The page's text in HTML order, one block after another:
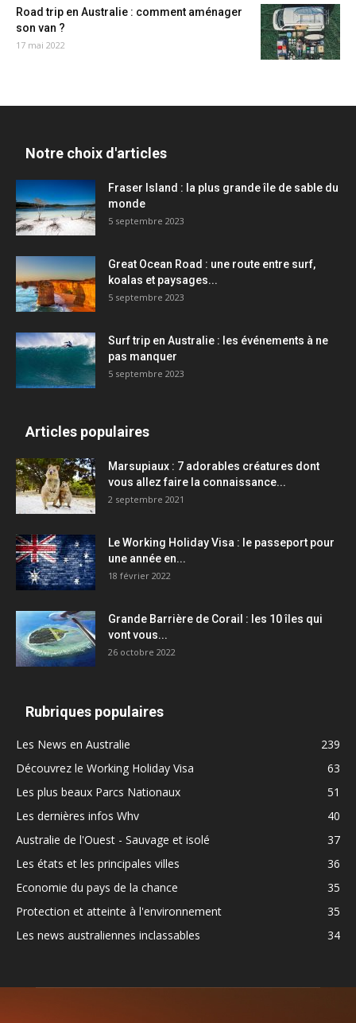
Road trip en Australie : comment aménager
son van ?
17 mai 2022
Notre choix d'articles
Fraser Island : la plus grande île de sable du
monde
5 septembre 2023
Great Ocean Road : une route entre surf,
koalas et paysages...
5 septembre 2023
Surf trip en Australie : les événements à ne
pas manquer
5 septembre 2023
Articles populaires
Marsupiaux : 7 adorables créatures dont
vous allez faire la connaissance...
2 septembre 2021
Le Working Holiday Visa : le passeport pour
une année en...
18 février 2022
Grande Barrière de Corail : les 10 îles qui
vont vous...
26 octobre 2022
Rubriques populaires
Les News en Australie
239
Découvrez le Working Holiday Visa
63
Les plus beaux Parcs Nationaux
51
Les dernières infos Whv
40
Australie de l'Ouest - Sauvage et isolé
37
Les états et les principales villes
36
Economie du pays de la chance
35
Protection et atteinte à l'environnement
35
Les news australiennes inclassables
34